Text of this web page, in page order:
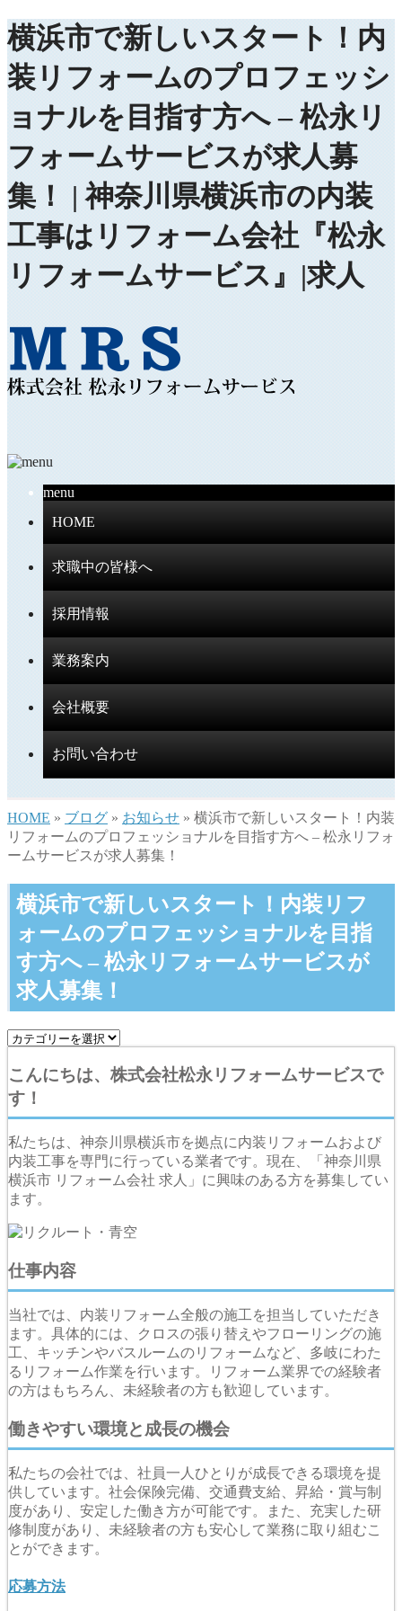
横浜市で新しいスタート！内
装リフォームのプロフェッシ
ョナルを目指す方へ – 松永リ
フォームサービスが求人募
集！ | 神奈川県横浜市の内装
工事はリフォーム会社『松永
リフォームサービス』|求人
menu
HOME
求職中の皆様へ
採用情報
業務案内
会社概要
お問い合わせ
HOME » ブログ » お知らせ » 横浜市で新しいスタート！内装
リフォームのプロフェッショナルを目指す方へ – 松永リフォ
ームサービスが求人募集！
横浜市で新しいスタート！内装リフ
ォームのプロフェッショナルを目指
す方へ – 松永リフォームサービスが
求人募集！
こんにちは、株式会社松永リフォームサービスで
す！
私たちは、神奈川県横浜市を拠点に内装リフォームおよび
内装工事を専門に行っている業者です。現在、「神奈川県
横浜市 リフォーム会社 求人」に興味のある方を募集してい
ます。
仕事内容
当社では、内装リフォーム全般の施工を担当していただき
ます。具体的には、クロスの張り替えやフローリングの施
工、キッチンやバスルームのリフォームなど、多岐にわた
るリフォーム作業を行います。リフォーム業界での経験者
の方はもちろん、未経験者の方も歓迎しています。
働きやすい環境と成長の機会
私たちの会社では、社員一人ひとりが成長できる環境を提
供しています。社会保険完備、交通費支給、昇給・賞与制
度があり、安定した働き方が可能です。また、充実した研
修制度があり、未経験者の方も安心して業務に取り組むこ
とができます。
応募方法